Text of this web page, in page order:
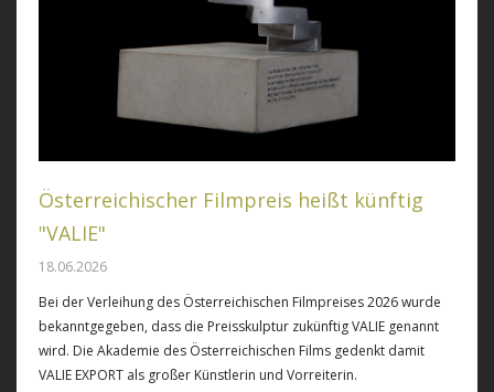
Österreichischer Filmpreis heißt künftig
"VALIE"
18.06.2026
Bei der Verleihung des Österreichischen Filmpreises 2026 wurde
bekanntgegeben, dass die Preisskulptur zukünftig VALIE genannt
wird. Die Akademie des Österreichischen Films gedenkt damit
VALIE EXPORT als großer Künstlerin und Vorreiterin.